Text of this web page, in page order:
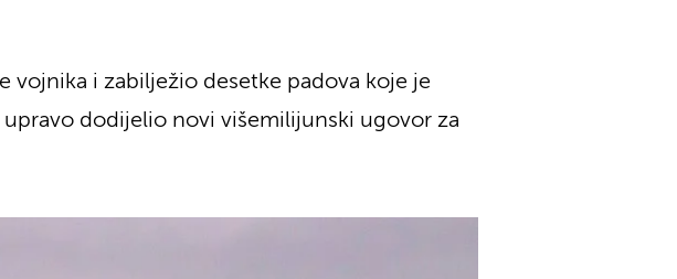
vojnika i zabilježio desetke padova koje je
dodijelio novi višemilijunski ugovor za